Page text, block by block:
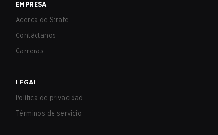
EMPRESA
Acerca de Strafe
Contáctanos
Carreras
LEGAL
Política de privacidad
Términos de servicio